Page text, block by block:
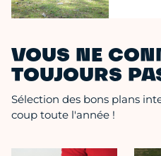
VOUS NE
TOUJOURS
Sélection des bons plans
coup toute l'année !